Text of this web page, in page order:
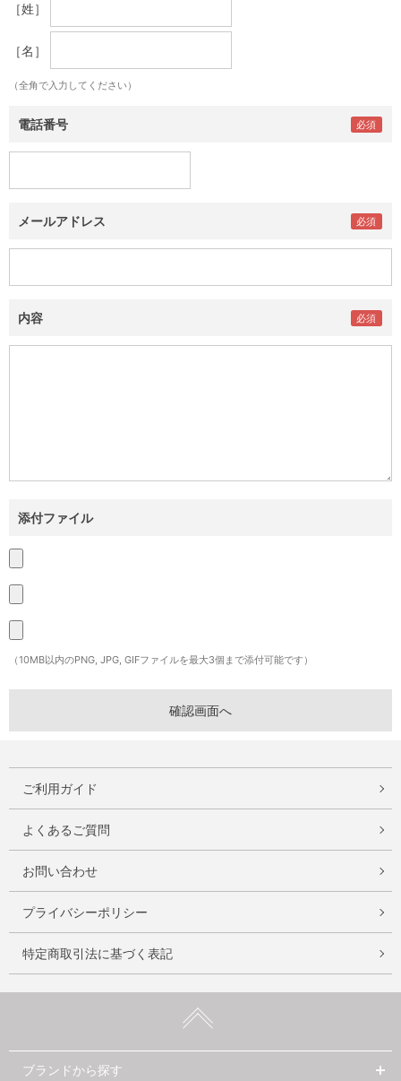
［姓］
［名］
（全角で入力してください）
電話番号
メールアドレス
内容
添付ファイル
（10MB以内のPNG, JPG, GIFファイルを最大3個まで添付可能です）
ご利用ガイド
よくあるご質問
お問い合わせ
プライバシーポリシー
特定商取引法に基づく表記
ブランドから探す